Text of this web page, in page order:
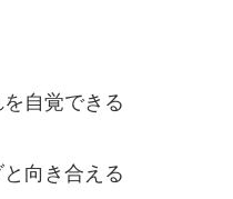
自覚できる
向き合える